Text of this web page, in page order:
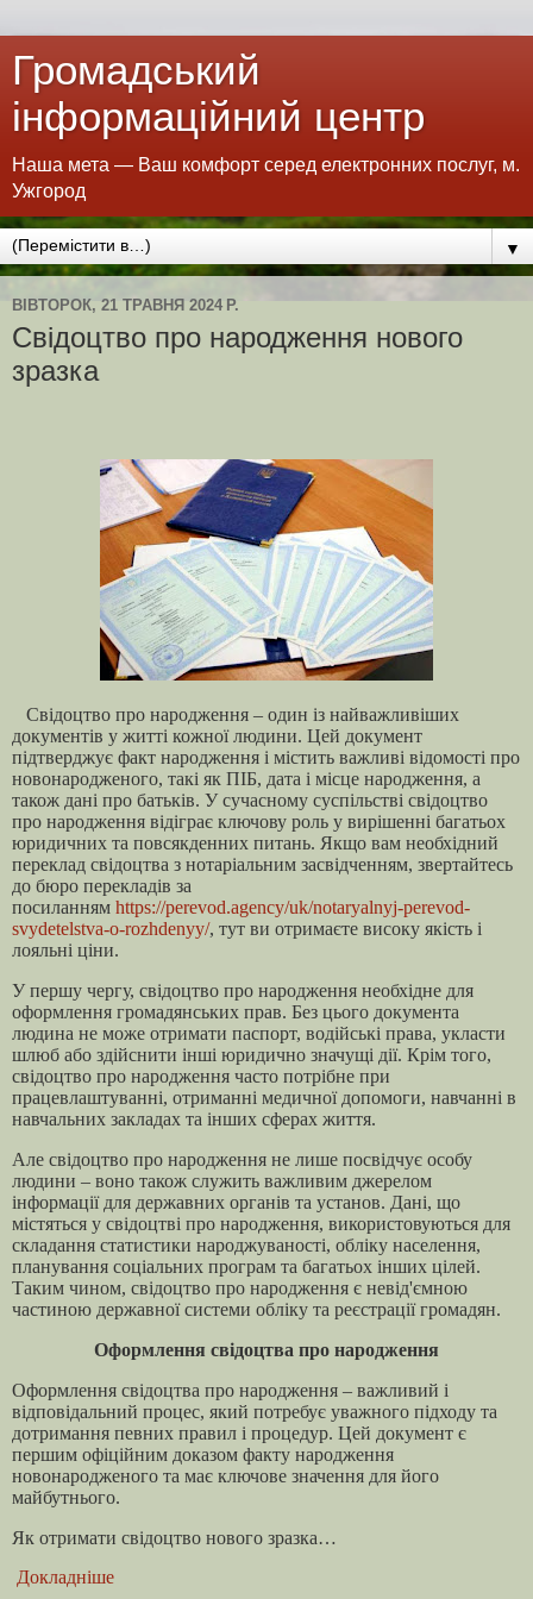
Громадський
інформаційний центр
Наша мета — Ваш комфорт серед електронних послуг, м.
Ужгород
▼
ВІВТОРОК, 21 ТРАВНЯ 2024 Р.
Свідоцтво про народження нового
зразка
Свідоцтво про народження – один із найважливіших
документів у житті кожної людини. Цей документ
підтверджує факт народження і містить важливі відомості про
новонародженого, такі як ПІБ, дата і місце народження, а
також дані про батьків. У сучасному суспільстві свідоцтво
про народження відіграє ключову роль у вирішенні багатьох
юридичних та повсякденних питань. Якщо вам необхідний
переклад свідоцтва з нотаріальним засвідченням, звертайтесь
до бюро перекладів за
посиланням https://perevod.agency/uk/notaryalnyj-perevod-
svydetelstva-o-rozhdenyy/, тут ви отримаєте високу якість і
лояльні ціни.
У першу чергу, свідоцтво про народження необхідне для
оформлення громадянських прав. Без цього документа
людина не може отримати паспорт, водійські права, укласти
шлюб або здійснити інші юридично значущі дії. Крім того,
свідоцтво про народження часто потрібне при
працевлаштуванні, отриманні медичної допомоги, навчанні в
навчальних закладах та інших сферах життя.
Але свідоцтво про народження не лише посвідчує особу
людини – воно також служить важливим джерелом
інформації для державних органів та установ. Дані, що
містяться у свідоцтві про народження, використовуються для
складання статистики народжуваності, обліку населення,
планування соціальних програм та багатьох інших цілей.
Таким чином, свідоцтво про народження є невід'ємною
частиною державної системи обліку та реєстрації громадян.
Оформлення свідоцтва про народження
Оформлення свідоцтва про народження – важливий і
відповідальний процес, який потребує уважного підходу та
дотримання певних правил і процедур. Цей документ є
першим офіційним доказом факту народження
новонародженого та має ключове значення для його
майбутнього.
Як отримати свідоцтво нового зразка…
Докладніше